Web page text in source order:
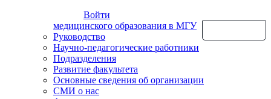
Войти
медицинского образования в МГУ
Руководство
Научно-педагогические работники
Подразделения
Развитие факультета
Основные сведения об организации
СМИ о нас